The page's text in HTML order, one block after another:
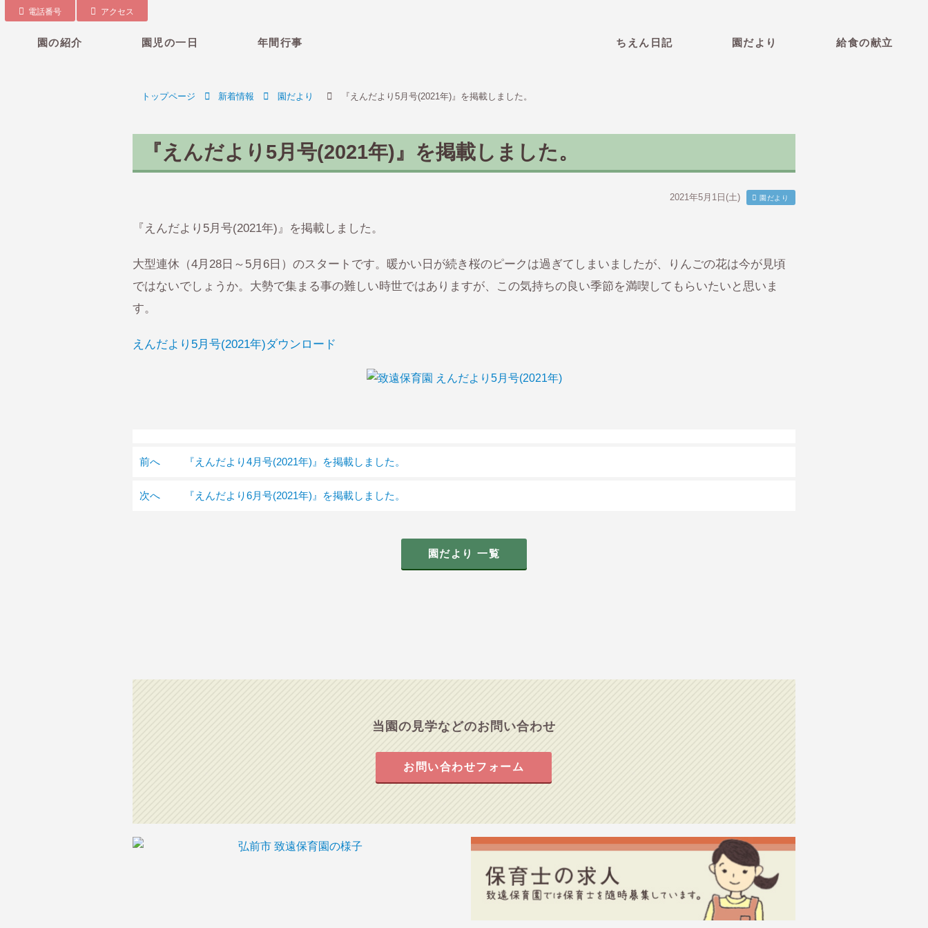
電話番号 アクセス
園の紹介 園児の一日 年間行事 ちえん日記 園だより 給食の献立
トップページ 新着情報 園だより 『えんだより5月号(2021年)』を掲載しました。
『えんだより5月号(2021年)』を掲載しました。
2021年5月1日(土) 園だより
『えんだより5月号(2021年)』を掲載しました。
大型連休（4月28日～5月6日）のスタートです。暖かい日が続き桜のピークは過ぎてしまいましたが、りんごの花は今が見頃
ではないでしょうか。大勢で集まる事の難しい時世ではありますが、この気持ちの良い季節を満喫してもらいたいと思いま
す。
えんだより5月号(2021年)ダウンロード
前へ 『えんだより4月号(2021年)』を掲載しました。
次へ 『えんだより6月号(2021年)』を掲載しました。
園だより 一覧
当園の見学などのお問い合わせ
お問い合わせフォーム